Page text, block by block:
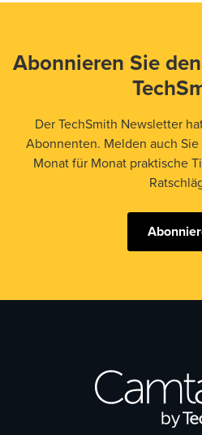
Abonnieren Sie
Der TechSmith Newsletter
Abonnenten. Melden auch
Monat für Monat praktische